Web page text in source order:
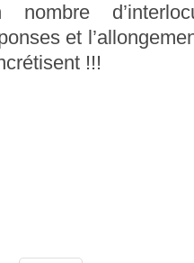
et
!!!